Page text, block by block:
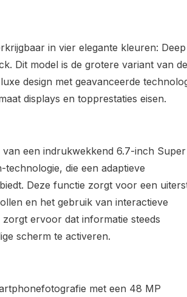
in vier elegante kleuren: Deep
Dit model is de grotere variant van de
design met geavanceerde
displays en topprestaties eisen.
een indrukwekkend 6.7-inch Super
die een adaptieve
Deze functie zorgt voor een
en het gebruik van interactieve
ervoor dat informatie steeds
scherm te activeren.
met een 48 MP